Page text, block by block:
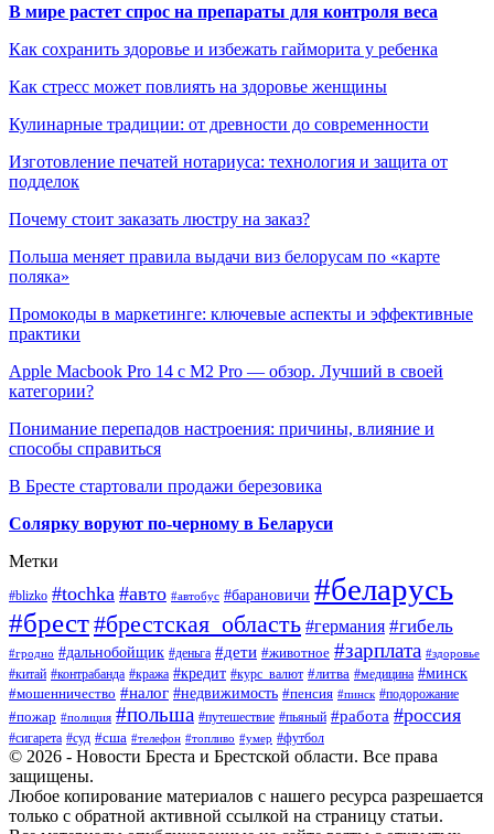
В мире растет спрос на препараты для контроля веса
Как сохранить здоровье и избежать гайморита у ребенка
Как стресс может повлиять на здоровье женщины
Кулинарные традиции: от древности до современности
Изготовление печатей нотариуса: технология и защита от
подделок
Почему стоит заказать люстру на заказ?
Польша меняет правила выдачи виз белорусам по «карте
поляка»
Промокоды в маркетинге: ключевые аспекты и эффективные
практики
Apple Macbook Pro 14 с M2 Pro — обзор. Лучший в своей
категории?
Понимание перепадов настроения: причины, влияние и
способы справиться
В Бресте стартовали продажи березовика
Солярку воруют по-черному в Беларуси
Метки
#blizko #tochka #авто #автобус #барановичи #беларусь
#брест#брестская_область #германия #гибель
#гродно #дальнобойщик #деньга #дети #животное #зарплата #здоровье
#китай #контрабанда #кража #кредит #курс_валют #литва #медицина #минск
#мошенничество #налог #недвижимость #пенсия #пинск #подорожание
#пожар #полиция #польша #путешествие #пьяный #работа #россия
#сигарета #суд #сша #телефон #топливо #умер #футбол
© 2026 - Новости Бреста и Брестской области. Все права
защищены.
Любое копирование материалов с нашего ресурса разрешается
только с обратной активной ссылкой на страницу статьи.